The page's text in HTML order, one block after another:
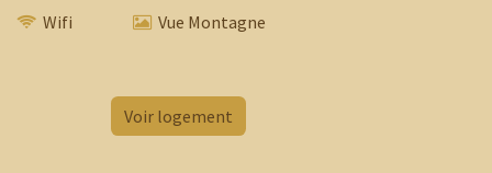
Wifi
Vue Montagne
Voir logement